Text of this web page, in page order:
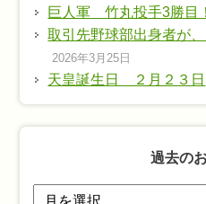
巨人軍 竹丸投手3勝目！
取引先野球部出身者が
2026年3月25日
天皇誕生日 ２月２３日
過去の